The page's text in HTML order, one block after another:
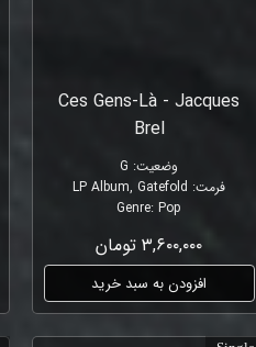
Ces Gens-Là - Jacques
Brel
وضعیت:
G
فرمت:
LP Album, Gatefold
Genre: Pop
۳,۶۰۰,۰۰۰ تومان
افزودن به سبد خرید